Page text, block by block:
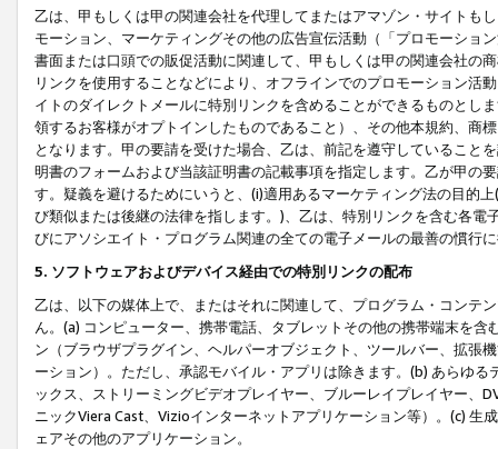
乙は、甲もしくは甲の関連会社を代理してまたはアマゾン・サイトも
モーション、マーケティングその他の広告宣伝活動（「プロモーショ
書面または口頭での販促活動に関連して、甲もしくは甲の関連会社の
リンクを使用することなどにより、オフラインでのプロモーション活
イトのダイレクトメールに特別リンクを含めることができるものとし
領するお客様がオプトインしたものであること）、その他本規約、商
となります。甲の要請を受けた場合、乙は、前記を遵守していること
明書のフォームおよび当該証明書の記載事項を指定します。乙が甲の
す。疑義を避けるためにいうと、(i)適用あるマーケティング法の目的
び類似または後継の法律を指します。)、乙は、特別リンクを含む各
びにアソシエイト・プログラム関連の全ての電子メールの最善の慣行
5. ソフトウェアおよびデバイス経由での特別リンクの配布
乙は、以下の媒体上で、またはそれに関連して、プログラム・コンテ
ん。(a) コンピューター、携帯電話、タブレットその他の携帯端末を
ン（ブラウザプラグイン、ヘルパーオブジェクト、ツールバー、拡張
ーション）。ただし、承認モバイル・アプリは除きます。(b) あらゆ
ックス、ストリーミングビデオプレイヤー、ブルーレイプレイヤー、
ニックViera Cast、Vizioインターネットアプリケーション等）。(c)
ェアその他のアプリケーション。